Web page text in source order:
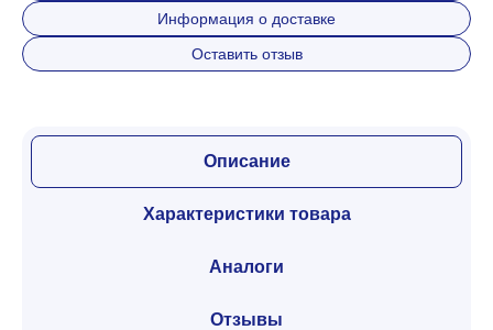
Информация о доставке
Оставить отзыв
Описание
Характеристики товара
Аналоги
Отзывы